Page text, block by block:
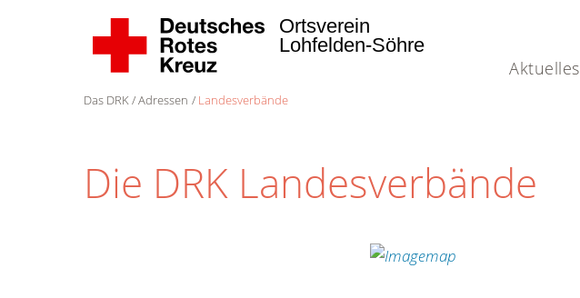
Aktuelles
Ortsverein
Lohfelden-Söhre
Das DRK Adressen Landesverbände
Die DRK Landesverbände